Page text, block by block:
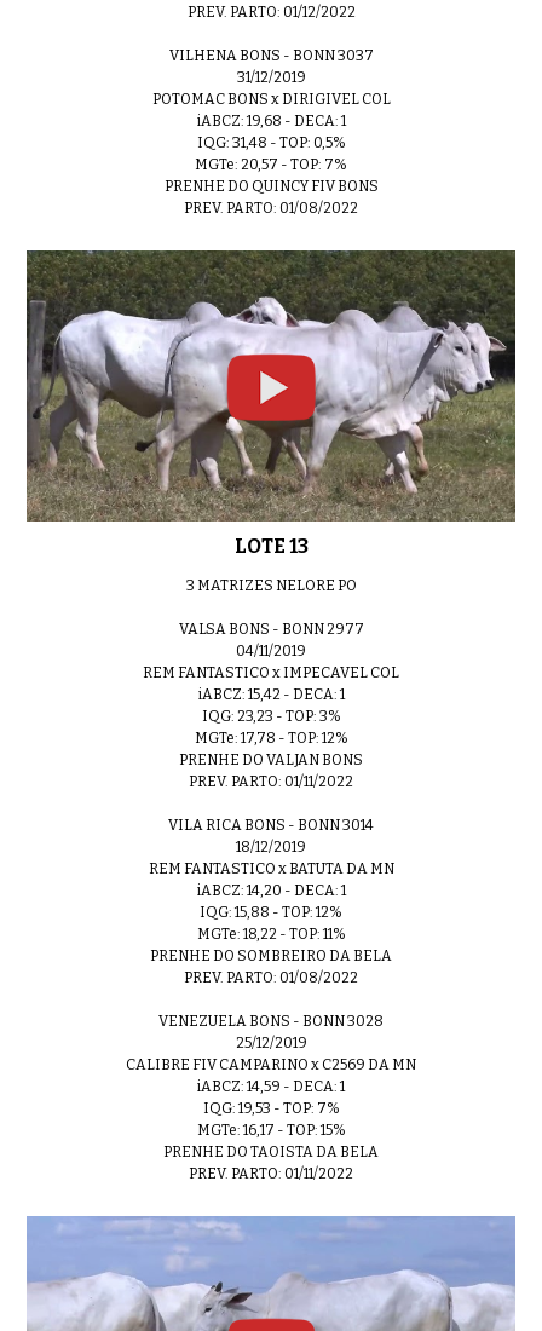
PREV. PARTO: 01/12/2022
VILHENA BONS - BONN 3037
31/12/2019
POTOMAC BONS x DIRIGIVEL COL
iABCZ: 19,68 - DECA: 1
IQG: 31,48 - TOP: 0,5%
MGTe: 20,57 - TOP: 7%
PRENHE DO QUINCY FIV BONS
PREV. PARTO: 01/08/2022
LOTE 13
3 MATRIZES NELORE PO
VALSA BONS - BONN 2977
04/11/2019
REM FANTASTICO x IMPECAVEL COL
iABCZ: 15,42 - DECA: 1
IQG: 23,23 - TOP: 3%
MGTe: 17,78 - TOP: 12%
PRENHE DO VALJAN BONS
PREV. PARTO: 01/11/2022
VILA RICA BONS - BONN 3014
18/12/2019
REM FANTASTICO x BATUTA DA MN
iABCZ: 14,20 - DECA: 1
IQG: 15,88 - TOP: 12%
MGTe: 18,22 - TOP: 11%
PRENHE DO SOMBREIRO DA BELA
PREV. PARTO: 01/08/2022
VENEZUELA BONS - BONN 3028
25/12/2019
CALIBRE FIV CAMPARINO x C2569 DA MN
iABCZ: 14,59 - DECA: 1
IQG: 19,53 - TOP: 7%
MGTe: 16,17 - TOP: 15%
PRENHE DO TAOISTA DA BELA
PREV. PARTO: 01/11/2022